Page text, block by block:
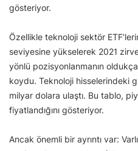
gösteriyor.
Özellikle teknoloji sektör
seviyesine yükselerek 2021
yönlü pozisyonlanmanın
koydu. Teknoloji hisselerindeki
milyar dolara ulaştı. Bu tablo,
fiyatlandığını gösteriyor.
Ancak önemli bir ayrıntı var: